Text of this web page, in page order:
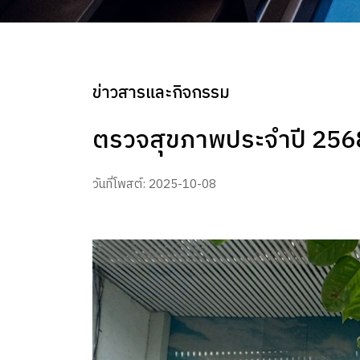
ข่าวสารและกิจกรรม
ตรวจสุขภาพประจำปี
วันที่โพสต์: 2025-10-08